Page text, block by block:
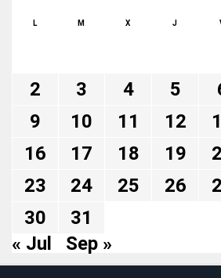
L M X J
2
3 4 5
9
10 11 12
16
17 18 19
23
24 25 26
30
31
« Jul
Sep »